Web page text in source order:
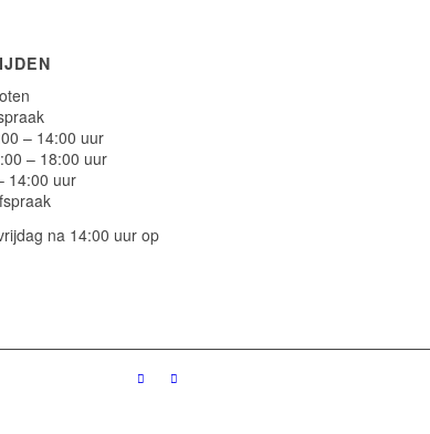
– 14:00 uur
– 18:00 uur
14:00 uur
na 14:00 uur op